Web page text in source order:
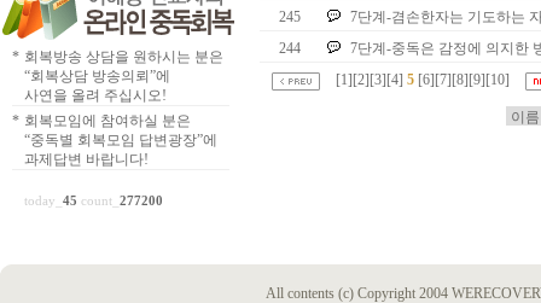
* 회복방송 상담을 원하시는 분은
“회복상담 방송의뢰”에
사연을 올려 주십시오!
* 회복모임에 참여하실 분은
“중독별 회복모임 답변광장”에
과제답변 바랍니다!
today_ 45 count_ 277200
245
7단계-겸손한자는 기도하는
244
7단계-중독은 감정에 의지한
[1][2][3][4] 5 [6][7][8][9][10]
All contents (c) Copyright 2004